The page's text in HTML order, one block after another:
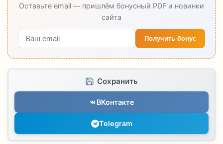
Оставьте email — пришлём бонусный PDF и новинки
сайта
Получить бонус
Сохранить
ВКонтакте
Telegram